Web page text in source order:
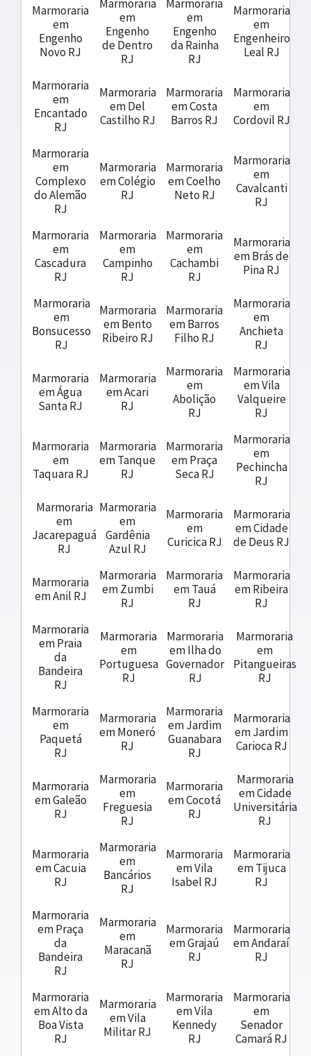
Marmoraria
em
Engenho
Novo RJ
Marmoraria
em
Engenho
de Dentro
RJ
Marmoraria
em
Engenho
da Rainha
RJ
Marmoraria
em
Engenheiro
Leal RJ
Marmoraria
em
Encantado
RJ
Marmoraria
em Del
Castilho RJ
Marmoraria
em Costa
Barros RJ
Marmoraria
em
Cordovil RJ
Marmoraria
em
Complexo
do Alemão
RJ
Marmoraria
em Colégio
RJ
Marmoraria
em Coelho
Neto RJ
Marmoraria
em
Cavalcanti
RJ
Marmoraria
em
Cascadura
RJ
Marmoraria
em
Campinho
RJ
Marmoraria
em
Cachambi
RJ
Marmoraria
em Brás de
Pina RJ
Marmoraria
em
Bonsucesso
RJ
Marmoraria
em Bento
Ribeiro RJ
Marmoraria
em Barros
Filho RJ
Marmoraria
em
Anchieta
RJ
Marmoraria
em Água
Santa RJ
Marmoraria
em Acari
RJ
Marmoraria
em
Abolição
RJ
Marmoraria
em Vila
Valqueire
RJ
Marmoraria
em
Taquara RJ
Marmoraria
em Tanque
RJ
Marmoraria
em Praça
Seca RJ
Marmoraria
em
Pechincha
RJ
Marmoraria
em
Jacarepaguá
RJ
Marmoraria
em
Gardênia
Azul RJ
Marmoraria
em
Curicica RJ
Marmoraria
em Cidade
de Deus RJ
Marmoraria
em Anil RJ
Marmoraria
em Zumbi
RJ
Marmoraria
em Tauá
RJ
Marmoraria
em Ribeira
RJ
Marmoraria
em Praia
da
Bandeira
RJ
Marmoraria
em
Portuguesa
RJ
Marmoraria
em Ilha do
Governador
RJ
Marmoraria
em
Pitangueiras
RJ
Marmoraria
em
Paquetá
RJ
Marmoraria
em Moneró
RJ
Marmoraria
em Jardim
Guanabara
RJ
Marmoraria
em Jardim
Carioca RJ
Marmoraria
em Galeão
RJ
Marmoraria
em
Freguesia
RJ
Marmoraria
em Cocotá
RJ
Marmoraria
em Cidade
Universitária
RJ
Marmoraria
em Cacuia
RJ
Marmoraria
em
Bancários
RJ
Marmoraria
em Vila
Isabel RJ
Marmoraria
em Tijuca
RJ
Marmoraria
em Praça
da
Bandeira
RJ
Marmoraria
em
Maracanã
RJ
Marmoraria
em Grajaú
RJ
Marmoraria
em Andaraí
RJ
Marmoraria
em Alto da
Boa Vista
RJ
Marmoraria
em Vila
Militar RJ
Marmoraria
em Vila
Kennedy
RJ
Marmoraria
em
Senador
Camará RJ